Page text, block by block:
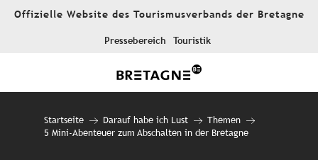
AllerOffizielle Website des Tourismusverbands der Bretagne
Pressebereich Touristik
Startseite Darauf habe ich Lust
Themen
5 Mini-Abenteuer zum Abschalten in der Bretagne